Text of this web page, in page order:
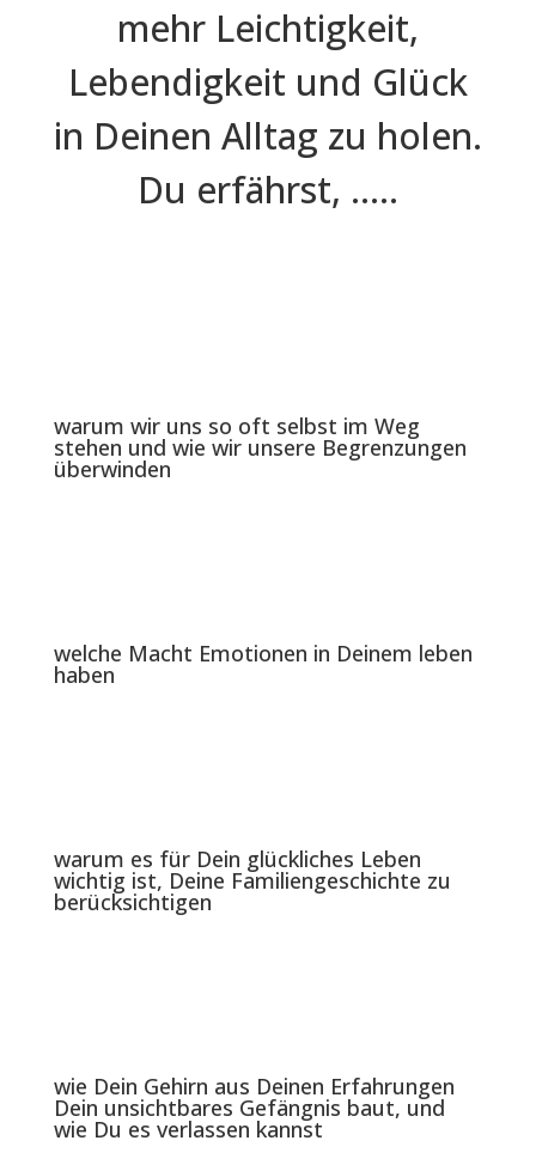
mehr Leichtigkeit,
Lebendigkeit und Glück
in Deinen Alltag zu holen.
Du erfährst, …..
warum wir uns so oft selbst im Weg
stehen und wie wir unsere Begrenzungen
überwinden
welche Macht Emotionen in Deinem leben
haben
warum es für Dein glückliches Leben
wichtig ist, Deine Familiengeschichte zu
berücksichtigen
wie Dein Gehirn aus Deinen Erfahrungen
Dein unsichtbares Gefängnis baut, und
wie Du es verlassen kannst